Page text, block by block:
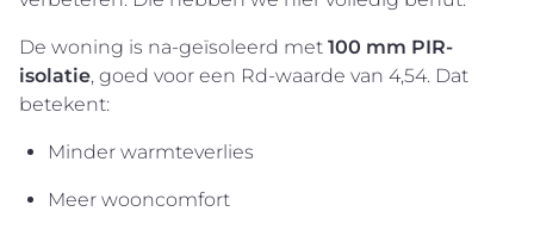
De woning is na-geïsoleerd met 100 mm PIR-
isolatie, goed voor een Rd-waarde van 4,54. Dat
betekent:
Minder warmteverlies
Meer wooncomfort